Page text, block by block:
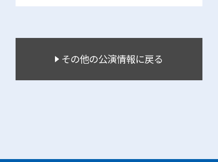
その他の公演情報に戻る